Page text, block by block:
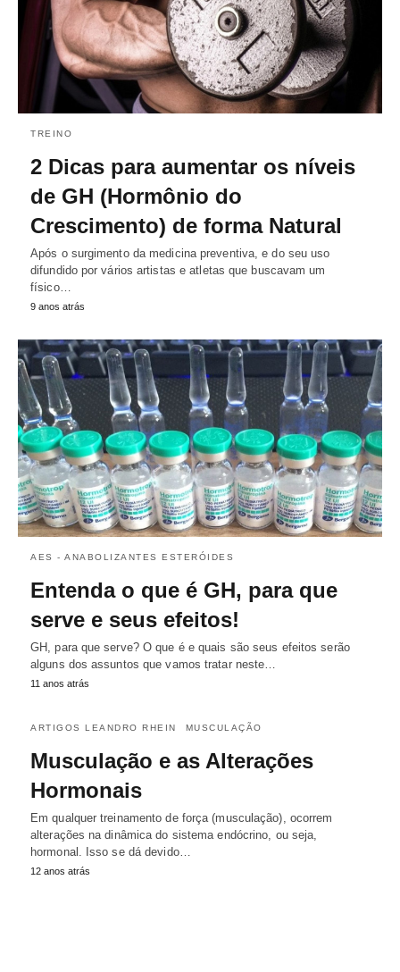
TREINO
2 Dicas para aumentar os níveis
de GH (Hormônio do
Crescimento) de forma Natural
Após o surgimento da medicina preventiva, e do seu uso
difundido por vários artistas e atletas que buscavam um
físico…
9 anos atrás
AES - ANABOLIZANTES ESTERÓIDES
Entenda o que é GH, para que
serve e seus efeitos!
GH, para que serve? O que é e quais são seus efeitos serão
alguns dos assuntos que vamos tratar neste…
11 anos atrás
ARTIGOS LEANDRO RHEIN MUSCULAÇÃO
Musculação e as Alterações
Hormonais
Em qualquer treinamento de força (musculação), ocorrem
alterações na dinâmica do sistema endócrino, ou seja,
hormonal. Isso se dá devido…
12 anos atrás